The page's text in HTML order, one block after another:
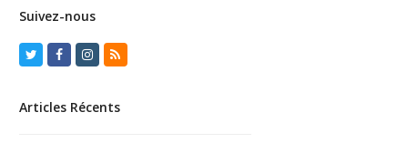
Suivez-nous
TwitterFacebook
Instagram
RSS
Articles Récents